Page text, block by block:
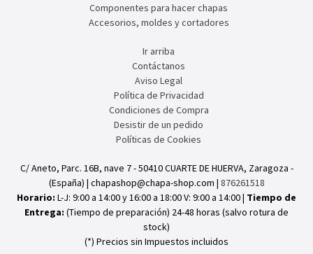
Componentes para hacer chapas
Accesorios, moldes y cortadores
Ir arriba
Contáctanos
Aviso Legal
Política de Privacidad
Condiciones de Compra
Desistir de un pedido
Políticas de Cookies
C/ Aneto, Parc. 16B, nave 7 - 50410 CUARTE DE HUERVA, Zaragoza -
(España) | chapashop@chapa-shop.com | 876261518
Horario: L-J: 9:00 a 14:00 y 16:00 a 18:00 V: 9:00 a 14:00 | Tiempo de
Entrega: (Tiempo de preparación) 24-48 horas (salvo rotura de
stock)
(*) Precios sin Impuestos incluidos